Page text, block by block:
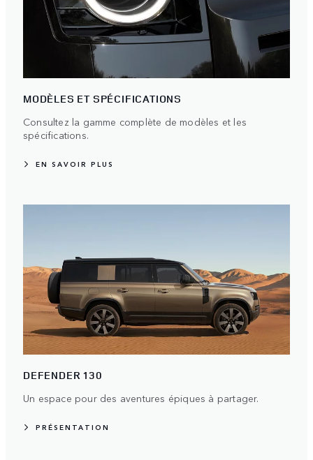
MODÈLES ET SPÉCIFICATIONS
Consultez la gamme complète de modèles et les
spécifications.
EN SAVOIR PLUS
DEFENDER 130
Un espace pour des aventures épiques à partager.
PRÉSENTATION